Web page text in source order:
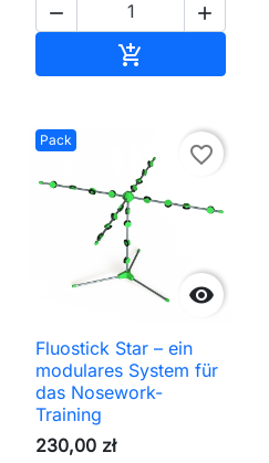
 

Pack

favorite_border
Fluostick Star – ein
modulares System für
das Nosework-
Training
230,00 zł